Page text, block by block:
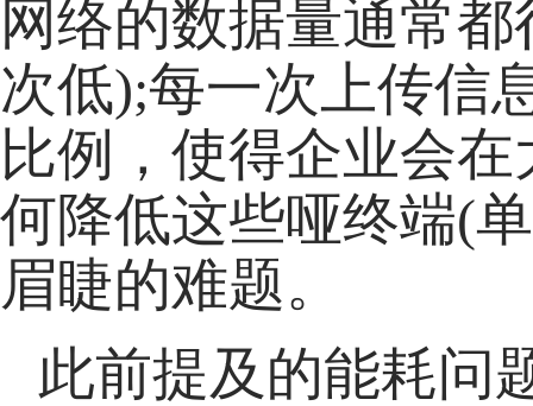
网络的数据量通常
次低);每一次上传信
比例，使得企业会
何降低这些哑终端(
眉睫的难题。
此前提及的能耗问